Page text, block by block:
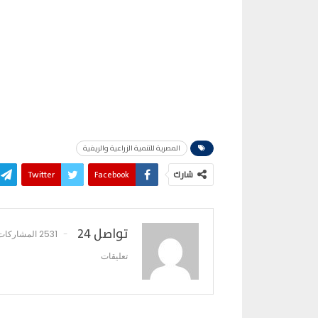
المصرية للتنمية الزراعية والريفية
شارك Facebook
Twitter
تواصل 24 2531 المشاركات
تعليقات